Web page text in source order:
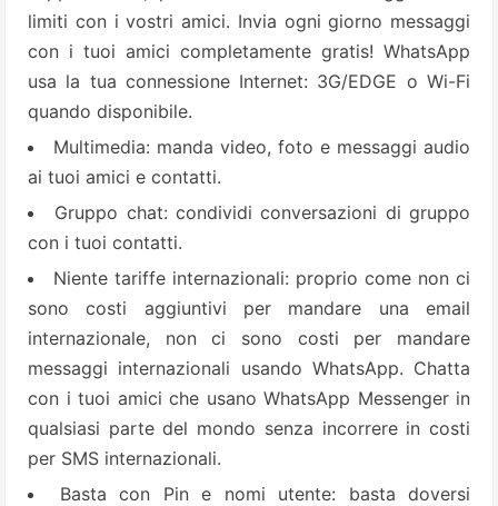
limiti con i vostri amici. Invia ogni giorno messaggi
con i tuoi amici completamente gratis! WhatsApp
usa la tua connessione Internet: 3G/EDGE o Wi-Fi
quando disponibile.
Multimedia: manda video, foto e messaggi audio
ai tuoi amici e contatti.
Gruppo chat: condividi conversazioni di gruppo
con i tuoi contatti.
Niente tariffe internazionali: proprio come non ci
sono costi aggiuntivi per mandare una email
internazionale, non ci sono costi per mandare
messaggi internazionali usando WhatsApp. Chatta
con i tuoi amici che usano WhatsApp Messenger in
qualsiasi parte del mondo senza incorrere in costi
per SMS internazionali.
Basta con Pin e nomi utente: basta doversi